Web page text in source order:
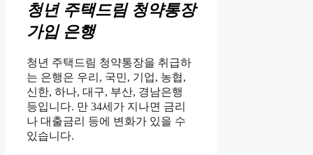
청년 주택드림 청약통장
가입 은행
청년 주택드림 청약통장을 취급하
는 은행은 우리, 국민, 기업, 농협,
신한, 하나, 대구, 부산, 경남은행
등입니다. 만 34세가 지나면 금리
나 대출금리 등에 변화가 있을 수
있습니다.